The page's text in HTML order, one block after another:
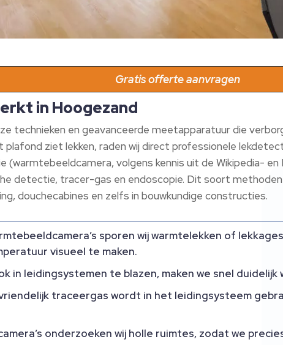
Gratis offerte aanvragen
in Hoogezand
technieken en geavanceerde meetapparatuur die
plafond ziet lekken, raden wij direct professionele
(warmtebeeldcamera, volgens kennis uit de Wikipedia-
detectie, tracer-gas en endoscopie. Dit soort methoden
douchecabines en zelfs in bouwkundige constructies.
sporen wij warmtelekken of
visueel te maken.
in leidingsystemen te blazen, maken we snel
traceergas wordt in het leidingsysteem
onderzoeken wij holle ruimtes, zodat we